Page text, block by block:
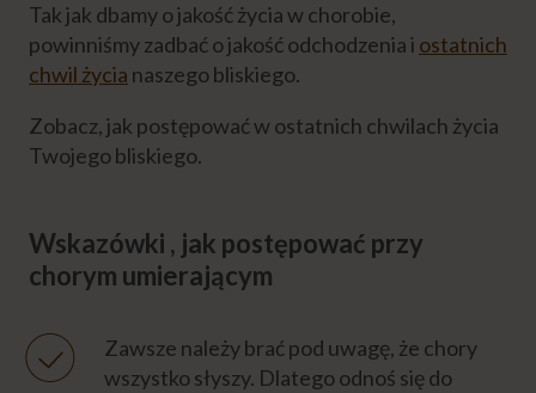
OSTATNIE GODZINY ŻYCIA
Pielęgnacja osoby umierającej
Ostatnie chwile życia
Formalności
Tak jak dbamy o jakość życia w chorobie,
powinniśmy zadbać o jakość odchodzenia i ostatnich
chwil życia naszego bliskiego.
Zobacz, jak postępować w ostatnich chwilach życia
Twojego bliskiego.
Wskazówki , jak postępować przy
chorym umierającym
Zawsze należy brać pod uwagę, że chory
wszystko słyszy. Dlatego odnoś się do